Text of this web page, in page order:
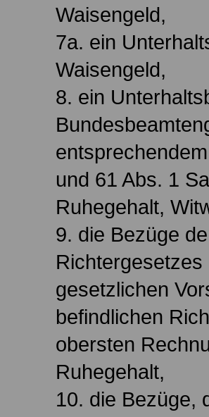
Waisengeld,
7a. ein
Waisengeld,
8. ein
und 61 Abs. 1
Ruhegehalt,
9. die Bezüge
gesetzlichen
befindlichen
obersten
Ruhegehalt,
10. die Bezüge,